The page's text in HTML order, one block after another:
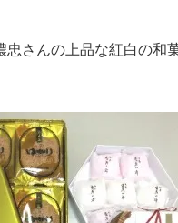
忠さんの上品な紅白の